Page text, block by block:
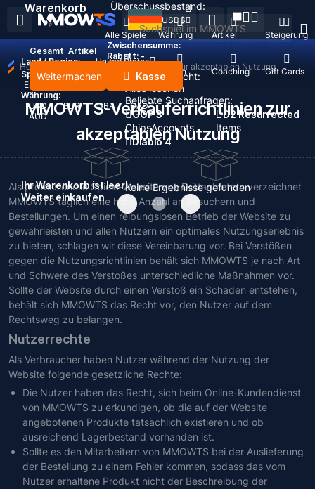
Zuletzt gesucht:
Alles löschen
Beliebte Suchanfragen:
GOP 3
ChipsAccounts
D2 Resurrected
Items
Diablo 4
Keine Ergebnisse gefunden
Alle Spiele Währung Artikel Steigerung
Nachfüllen Konten Coaching Gift Cards
USD$
Land / Region:
United States
Sprache:
English
Währung:
USD
EUR GBP
CAD
AUD
Warenkorb
Gesamt Artikel
Zwischensumme:
Rabatt: -
Weitermachen Kasse
Ihr Warenkorb ist leer!
Weiter einkaufen
Überschussbestand:
Heim MMOWTS-Verkäuferrichtlinien zur akzeptablen Nutzung
MMOWTS-Verkäuferrichtlinien zur
akzeptablen Nutzung
Als professionelle Spiele-Website von Drittanbietern verzeichnet
MMOWTS täglich eine hohe Anzahl an Besuchern und
Bestellungen. Um einen reibungslosen Betrieb der Website zu
gewährleisten und allen Nutzern ein optimales Nutzungserlebnis
zu bieten, schlagen wir diese Vereinbarung vor. Bei Verstößen
gegen die Nutzungsrichtlinien behält sich MMOWTS je nach Art
und Schwere des Verstoßes unterschiedliche Maßnahmen vor.
Sollte der Website durch einen Verstoß ein Schaden entstehen,
behält sich MMOWTS das Recht vor, den Nutzer auf dem
Rechtsweg zu belangen.
Nutzerrechte
Als Verbraucher haben Nutzer während der Nutzung der
Website folgende gesetzliche Rechte:
Die Nutzer haben das Recht, sich beim Online-Kundendienst
von MMOWTS zu erkundigen, ob die auf der Website
angebotenen Produkte tatsächlich existieren und ob
ausreichend Lagerbestand vorhanden ist.
Sollte es den Mitarbeitern von MMOWTS bei der Auslieferung
der Bestellung zu einem Fehler kommen, sodass das vom
Nutzer erhaltene Produkt nicht der Beschreibung der